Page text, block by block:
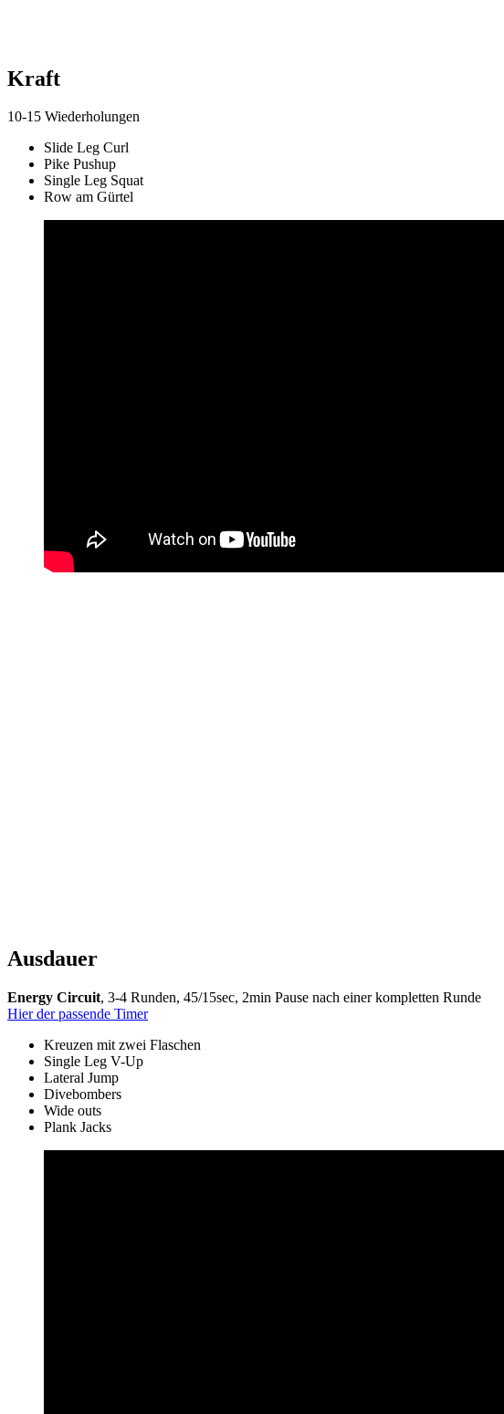
Kraft
10-15 Wiederholungen
Slide Leg Curl
Pike Pushup
Single Leg Squat
Row am Gürtel
Ausdauer
Energy Circuit, 3-4 Runden, 45/15sec, 2min Pause nach einer kompletten Runde
Hier der passende Timer
Kreuzen mit zwei Flaschen
Single Leg V-Up
Lateral Jump
Divebombers
Wide outs
Plank Jacks